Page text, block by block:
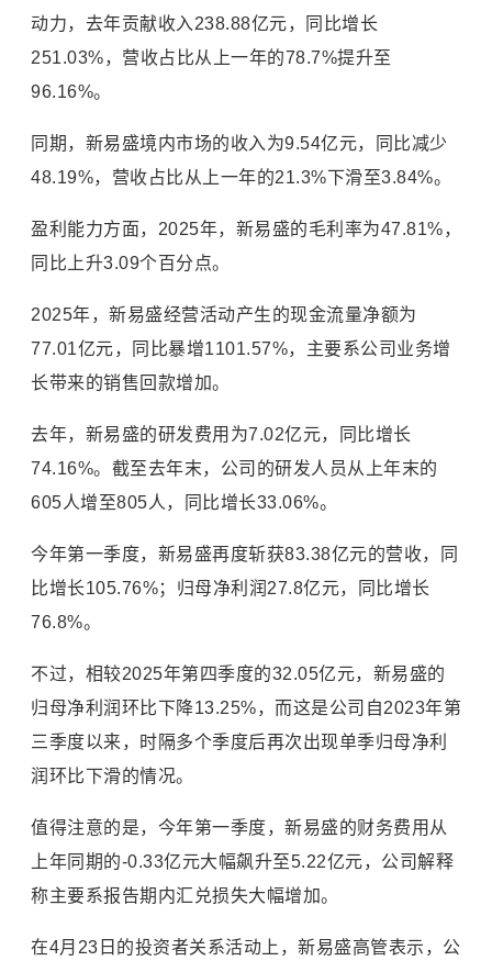
动力，去年贡献收入238.88亿元，同比增长
251.03%，营收占比从上一年的78.7%提升至
96.16%。
同期，新易盛境内市场的收入为9.54亿元，同比减少
48.19%，营收占比从上一年的21.3%下滑至3.84%。
盈利能力方面，2025年，新易盛的毛利率为47.81%，
同比上升3.09个百分点。
2025年，新易盛经营活动产生的现金流量净额为
77.01亿元，同比暴增1101.57%，主要系公司业务增
长带来的销售回款增加。
去年，新易盛的研发费用为7.02亿元，同比增长
74.16%。截至去年末，公司的研发人员从上年末的
605人增至805人，同比增长33.06%。
今年第一季度，新易盛再度斩获83.38亿元的营收，同
比增长105.76%；归母净利润27.8亿元，同比增长
76.8%。
不过，相较2025年第四季度的32.05亿元，新易盛的
归母净利润环比下降13.25%，而这是公司自2023年第
三季度以来，时隔多个季度后再次出现单季归母净利
润环比下滑的情况。
值得注意的是，今年第一季度，新易盛的财务费用从
上年同期的-0.33亿元大幅飙升至5.22亿元，公司解释
称主要系报告期内汇兑损失大幅增加。
在4月23日的投资者关系活动上，新易盛高管表示，公